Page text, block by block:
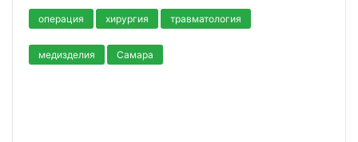
операция хирургия травматология
медизделия Самара